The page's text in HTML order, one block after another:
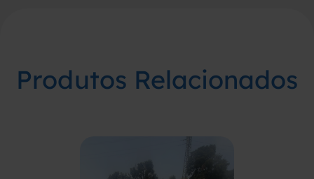
Produtos Relacionados